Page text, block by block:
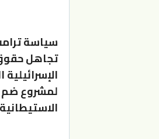
سياسة
تجاهل
لمشروع ضم